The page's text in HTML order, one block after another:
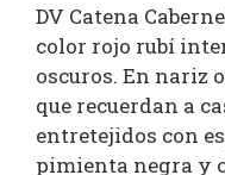
DV Catena
color rojo rubí
oscuros. En nariz
que recuerdan a
entretejidos con
pimienta negra y